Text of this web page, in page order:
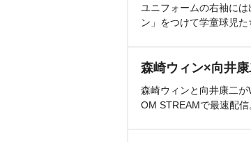
ユニフォームの右袖に
ン」をつけて学童球児
森崎ウィン×向井
森崎ウィンと向井康二
OM STREAMで最速配信